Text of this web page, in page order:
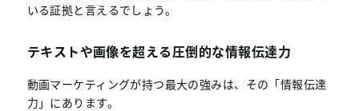
いる証拠と言えるでしょう。
テキストや画像を超える圧倒的な情報伝達力
動画マーケティングが持つ最大の強みは、その「情報伝達
力」にあります。